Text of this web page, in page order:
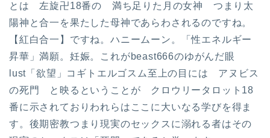
とは 左旋卍18番の 満ち足りた月の女神 つまり太
陽神と合一を果たした母神であらわされるのですね。
【紅白合一】ですね。ハニームーン。「性エネルギー
昇華」満願。妊娠。これがbeast666のゆがんだ眼
lust「欲望」コギトエルゴスム至上の目には アヌビス
の死門 と映るということが クロウリータロット18
番に示されておりわれらはここに大いなる学びを得ま
す。後期密教つまり現実のセックスに溺れる者はその